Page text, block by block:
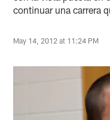
continuar una carrera
May 14, 2012 at 11:24 PM